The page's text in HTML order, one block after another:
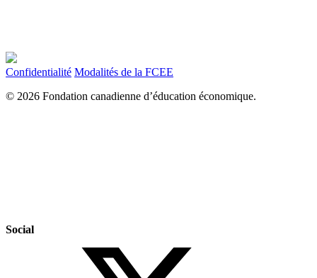
Confidentialité Modalités de la FCEE
© 2026 Fondation canadienne d’éducation économique.
Social